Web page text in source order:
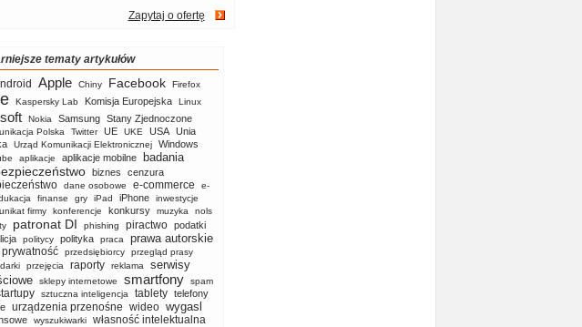
Zapytaj o ofertę
tematy artykułów
Apple Chiny Facebook Firefox
Kaspersky Lab Komisja Europejska Linux
Nokia Samsung Stany Zjednoczone
Polska Twitter UE UKE USA
Unia
Urząd Komunikacji Elektronicznej Windows
aplikacje aplikacje mobilne badania
biznes cenzura
dane osobowe e-commerce
e-
finanse gry iPad iPhone inwestycje
firmy konferencje konkursy muzyka nols
patronat DI phishing piractwo podatki
politycy polityka praca prawa autorskie
prywatność przedsiębiorcy
przegląd prasy
przejęcia raporty reklama
serwisy
sklepy internetowe smartfony
spam
sztuczna inteligencja tablety telefony
urządzenia przenośne wideo wygasl
wyszukiwarki własność intelektualna